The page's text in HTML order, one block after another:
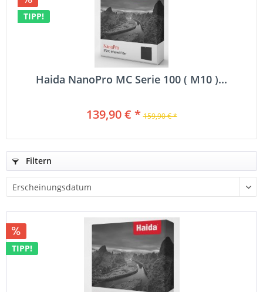
TIPP!
Haida NanoPro MC Serie 100 ( M10 )...
139,90 € * 159,90 € *
Filtern
TIPP!